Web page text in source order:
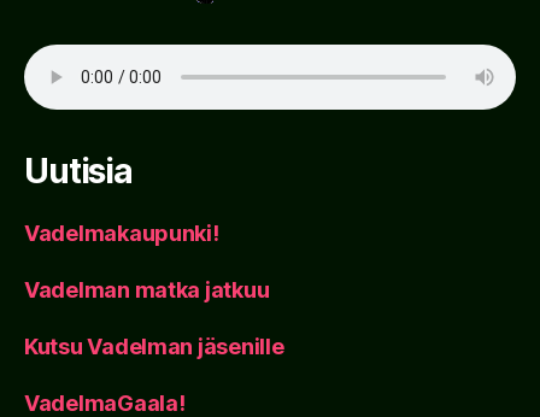
Uutisia
Vadelmakaupunki!
Vadelman matka jatkuu
Kutsu Vadelman jäsenille
VadelmaGaala!